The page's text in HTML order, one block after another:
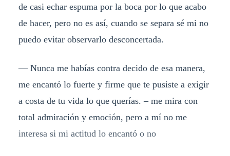
de casi echar espuma por la boca por lo que acabo
de hacer, pero no es así, cuando se separa sé mi no
puedo evitar observarlo desconcertada.
— Nunca me habías contra decido de esa manera,
me encantó lo fuerte y firme que te pusiste a exigir
a costa de tu vida lo que querías. – me mira con
total admiración y emoción, pero a mí no me
interesa si mi actitud lo encantó o no